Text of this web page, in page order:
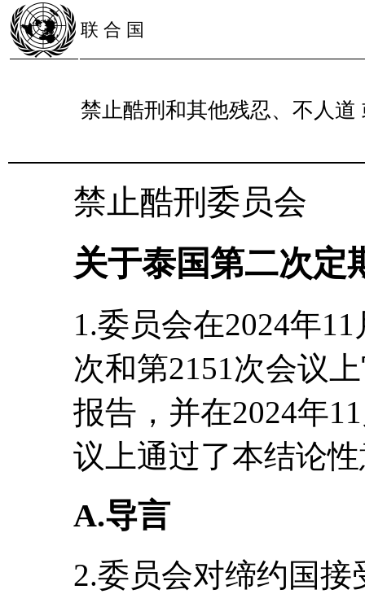
联 合 国
禁止酷刑和其他残忍、不人
禁止酷刑委员会
关于泰国第二次定
1.委员会在2024年
次和第2151次会议
报告，并在2024年
议上通过了本结论
A.导言
2.委员会对缔约国